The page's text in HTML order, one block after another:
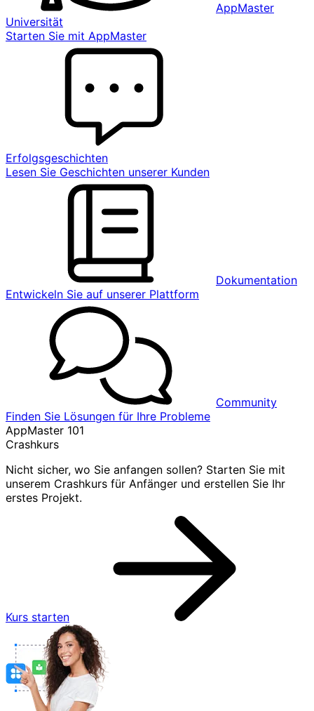
AppMaster
Universität
Starten Sie mit AppMaster
Erfolgsgeschichten
Lesen Sie Geschichten unserer Kunden
Dokumentation
Entwickeln Sie auf unserer Plattform
Community
Finden Sie Lösungen für Ihre Probleme
AppMaster 101
Crashkurs
Nicht sicher, wo Sie anfangen sollen? Starten Sie mit
unserem Crashkurs für Anfänger und erstellen Sie Ihr
erstes Projekt.
Kurs starten